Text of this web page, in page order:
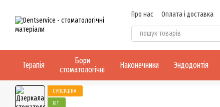
Про нас Оплата і доставка
Терапія
Бори
стоматологічні
Наконечники Эндодонтія
СУПЕРЦІНА
ХІТ